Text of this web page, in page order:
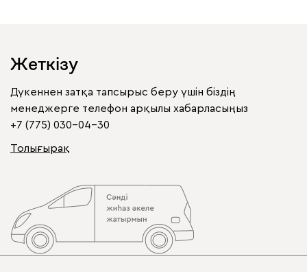
Жеткізу
Дүкеннен затқа тапсырыс беру үшін біздің
менеджерге телефон арқылы хабарласыңыз
+7 (775) 030-04-30
Толығырақ